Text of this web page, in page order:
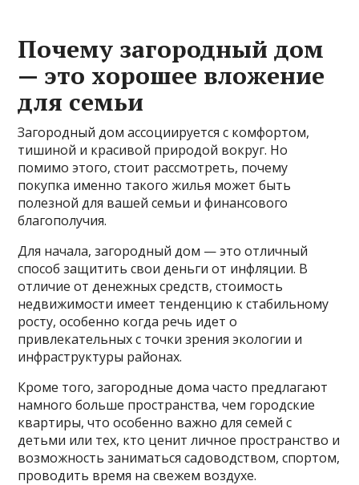
Почему загородный дом
— это хорошее вложение
для семьи
Загородный дом ассоциируется с комфортом,
тишиной и красивой природой вокруг. Но
помимо этого, стоит рассмотреть, почему
покупка именно такого жилья может быть
полезной для вашей семьи и финансового
благополучия.
Для начала, загородный дом — это отличный
способ защитить свои деньги от инфляции. В
отличие от денежных средств, стоимость
недвижимости имеет тенденцию к стабильному
росту, особенно когда речь идет о
привлекательных с точки зрения экологии и
инфраструктуры районах.
Кроме того, загородные дома часто предлагают
намного больше пространства, чем городские
квартиры, что особенно важно для семей с
детьми или тех, кто ценит личное пространство и
возможность заниматься садоводством, спортом,
проводить время на свежем воздухе.